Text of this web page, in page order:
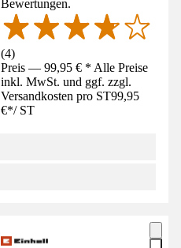
Bewertungen.
(4)
Preis — 99,95 € * Alle Preise
inkl. MwSt. und ggf. zzgl.
Versandkosten pro ST99,95
€*/ ST